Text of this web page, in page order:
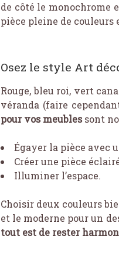
de côté le monochrome
pièce pleine de couleurs
Osez le style Art
Rouge, bleu roi, vert
véranda (faire
pour vos meubles sont
Égayer la pièce avec
Créer une pièce
Illuminer l’espace.
Choisir deux couleurs
et le moderne pour un
tout est de rester